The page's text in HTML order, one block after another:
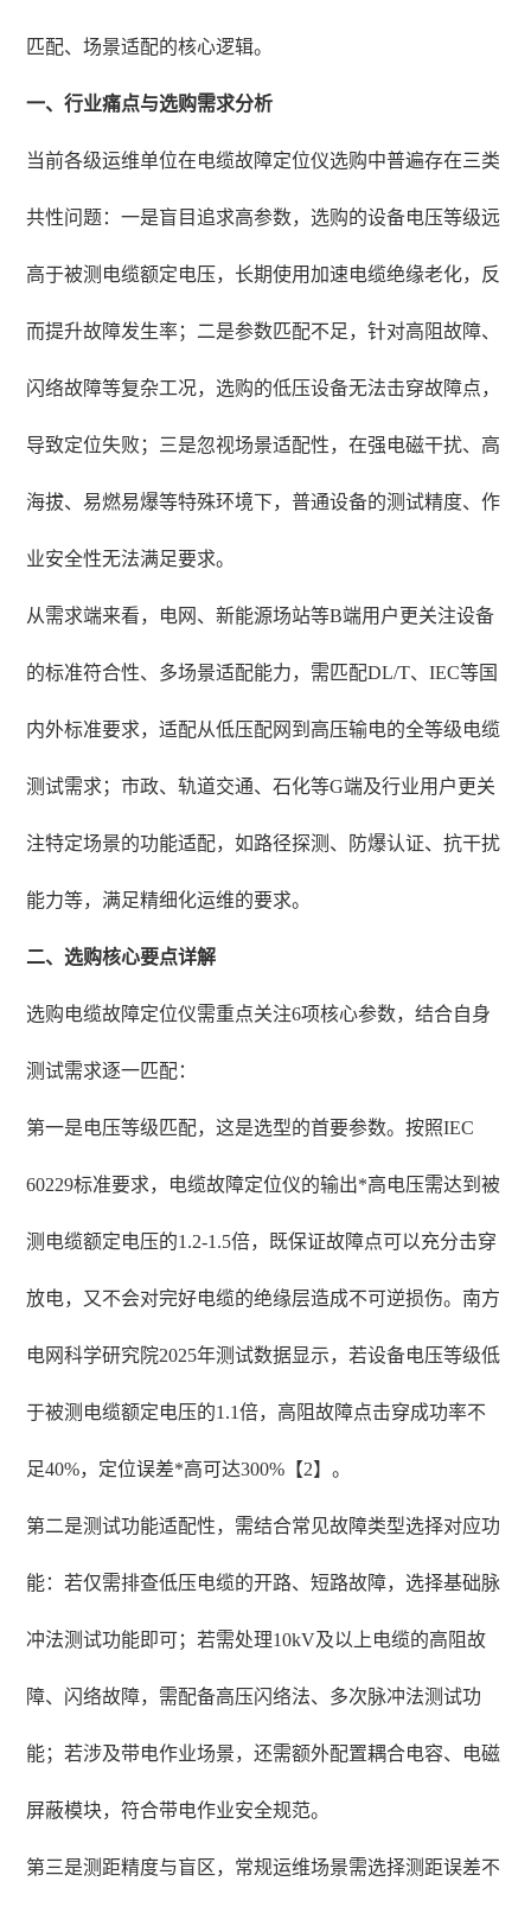
匹配、场景适配的核心逻辑。
一、行业痛点与选购需求分析
当前各级运维单位在电缆故障定位仪选购中普遍存在三类
共性问题：一是盲目追求高参数，选购的设备电压等级远
高于被测电缆额定电压，长期使用加速电缆绝缘老化，反
而提升故障发生率；二是参数匹配不足，针对高阻故障、
闪络故障等复杂工况，选购的低压设备无法击穿故障点，
导致定位失败；三是忽视场景适配性，在强电磁干扰、高
海拔、易燃易爆等特殊环境下，普通设备的测试精度、作
业安全性无法满足要求。
从需求端来看，电网、新能源场站等B端用户更关注设备
的标准符合性、多场景适配能力，需匹配DL/T、IEC等国
内外标准要求，适配从低压配网到高压输电的全等级电缆
测试需求；市政、轨道交通、石化等G端及行业用户更关
注特定场景的功能适配，如路径探测、防爆认证、抗干扰
能力等，满足精细化运维的要求。
二、选购核心要点详解
选购电缆故障定位仪需重点关注6项核心参数，结合自身
测试需求逐一匹配：
第一是电压等级匹配，这是选型的首要参数。按照IEC
60229标准要求，电缆故障定位仪的输出*高电压需达到被
测电缆额定电压的1.2-1.5倍，既保证故障点可以充分击穿
放电，又不会对完好电缆的绝缘层造成不可逆损伤。南方
电网科学研究院2025年测试数据显示，若设备电压等级低
于被测电缆额定电压的1.1倍，高阻故障点击穿成功率不
足40%，定位误差*高可达300%【2】。
第二是测试功能适配性，需结合常见故障类型选择对应功
能：若仅需排查低压电缆的开路、短路故障，选择基础脉
冲法测试功能即可；若需处理10kV及以上电缆的高阻故
障、闪络故障，需配备高压闪络法、多次脉冲法测试功
能；若涉及带电作业场景，还需额外配置耦合电容、电磁
屏蔽模块，符合带电作业安全规范。
第三是测距精度与盲区，常规运维场景需选择测距误差不